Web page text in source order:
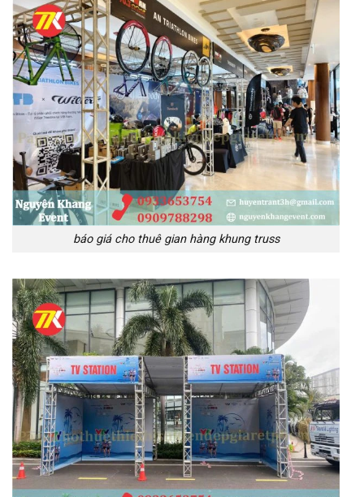
báo giá cho thuê gian hàng khung truss